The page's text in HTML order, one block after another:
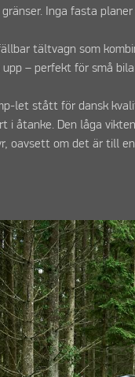
Inga fasta
tältvagn som
– perfekt för små
let stått för dansk
i åtanke. Den låga
oavsett om det är till